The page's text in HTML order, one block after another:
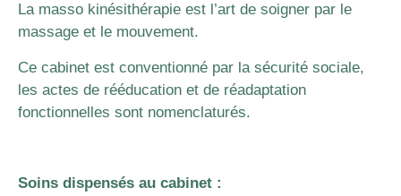
La masso kinésithérapie est l’art de soigner par le
massage et le mouvement.
Ce cabinet est conventionné par la sécurité sociale,
les actes de rééducation et de réadaptation
fonctionnelles sont nomenclaturés.
Soins dispensés au cabinet :